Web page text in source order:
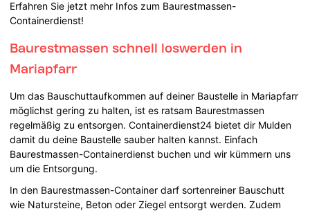
Erfahren Sie jetzt mehr Infos zum Baurestmassen-
Containerdienst!
Baurestmassen schnell loswerden in
Mariapfarr
Um das Bauschuttaufkommen auf deiner Baustelle in Mariapfarr
möglichst gering zu halten, ist es ratsam Baurestmassen
regelmäßig zu entsorgen. Containerdienst24 bietet dir Mulden
damit du deine Baustelle sauber halten kannst. Einfach
Baurestmassen-Containerdienst buchen und wir kümmern uns
um die Entsorgung.
In den Baurestmassen-Container darf sortenreiner Bauschutt
wie Natursteine, Beton oder Ziegel entsorgt werden. Zudem